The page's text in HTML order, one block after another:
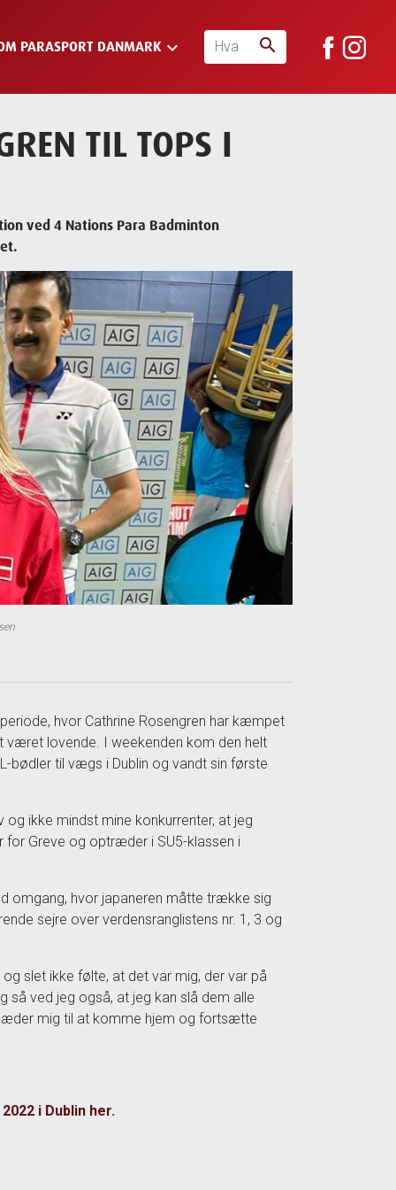
PARASPORT DANMARK keyboard_arrow_down search
TIL TOPS I
ved 4 Nations Para Badminton
hvor Cathrine Rosengren har kæmpet
været lovende. I weekenden kom den helt
bødler til vægs i Dublin og vandt sin første
ikke mindst mine konkurrenter, at jeg
for Greve og optræder i SU5-klassen i
omgang, hvor japaneren måtte trække sig
sejre over verdensranglistens nr. 1, 3 og
slet ikke følte, at det var mig, der var på
så ved jeg også, at jeg kan slå dem alle
mig til at komme hjem og fortsætte
i Dublin her.